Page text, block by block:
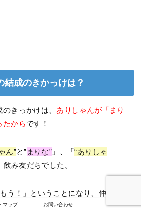
結成のきかっけは？
きっかけは、 ありしゃんが「まり
たからです！
ん”と” まりな” 」、「“ありしゃ
飲み友だちでした。
う！」ということになり、仲良くな
マップ お問い合わせ